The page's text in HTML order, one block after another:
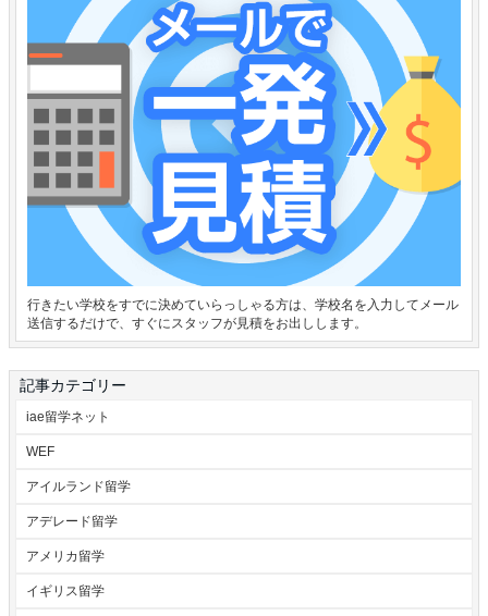
行きたい学校をすでに決めていらっしゃる方は、学校名を入力してメール
送信するだけで、すぐにスタッフが見積をお出しします。
記事カテゴリー
iae留学ネット
WEF
アイルランド留学
アデレード留学
アメリカ留学
イギリス留学